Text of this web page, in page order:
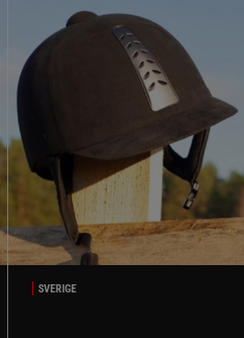
SVERIGE